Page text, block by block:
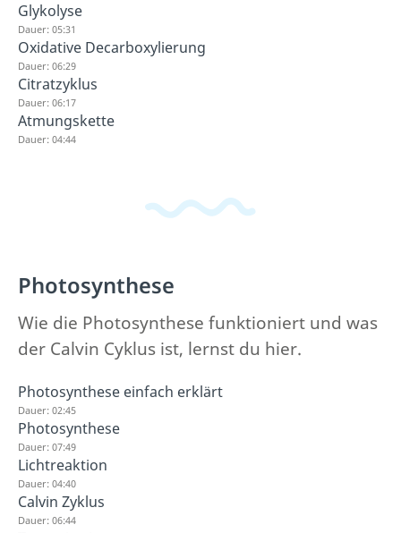
Glykolyse
Dauer: 05:31
Oxidative Decarboxylierung
Dauer: 06:29
Citratzyklus
Dauer: 06:17
Atmungskette
Dauer: 04:44
Photosynthese
Wie die Photosynthese funktioniert und was
der Calvin Cyklus ist, lernst du hier.
Photosynthese einfach erklärt
Dauer: 02:45
Photosynthese
Dauer: 07:49
Lichtreaktion
Dauer: 04:40
Calvin Zyklus
Dauer: 06:44